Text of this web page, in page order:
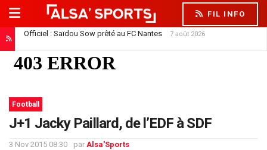
FIL INFO
Officiel : Saïdou Sow prêté au FC Nantes 7 août 2026
Football
J+1 Jacky Paillard, de l’EDF à SDF
3 Nov 2015 08:30 par Alsa'Sports